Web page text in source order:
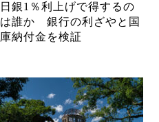
日銀1％利上げで得するの
は誰か 銀行の利ざやと国
庫納付金を検証